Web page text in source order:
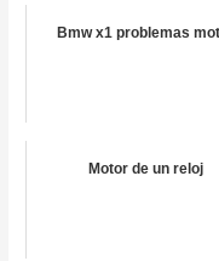
Bmw x1 problemas
Motor de un reloj